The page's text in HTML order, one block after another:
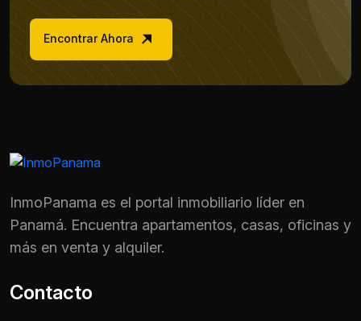
Encontrar Ahora
InmoPanama es el portal inmobiliario líder en
Panamá. Encuentra apartamentos, casas, oficinas y
más en venta y alquiler.
Contacto